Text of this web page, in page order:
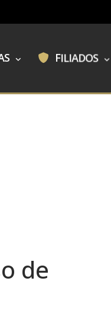
FILIADOS
de